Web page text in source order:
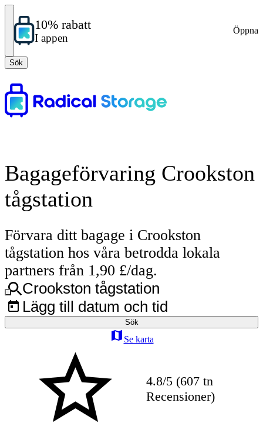
10% rabatt
I appen
Öppna
Sök
Bagageförvaring Crookston
tågstation
Förvara ditt bagage i Crookston
tågstation hos våra betrodda lokala
partners från 1,90 £/dag.
Crookston tågstation
Lägg till datum och tid
Sök
Se karta
4.8/5 (607 tn
Recensioner)